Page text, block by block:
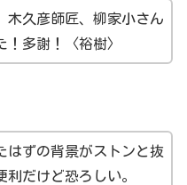
木久彦師匠、柳家小さん
！多謝！〈裕樹〉
はずの背景がストンと抜
利だけど恐ろしい。